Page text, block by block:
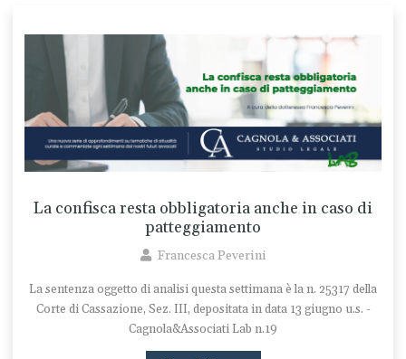
La confisca resta obbligatoria anche in caso di
patteggiamento
Francesca Peverini
La sentenza oggetto di analisi questa settimana è la n. 25317 della
Corte di Cassazione, Sez. III, depositata in data 13 giugno u.s. -
Cagnola&Associati Lab n.19